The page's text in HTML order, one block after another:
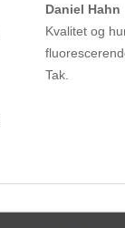
Daniel Hahn
Kvalitet og
Tak.